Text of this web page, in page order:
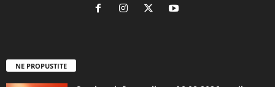
NE PROPUSTITE